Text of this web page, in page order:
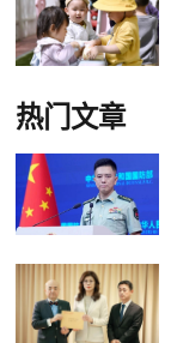
热门文章